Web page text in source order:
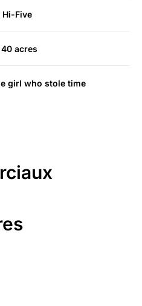
Hi-Five
acres
girl who stole time